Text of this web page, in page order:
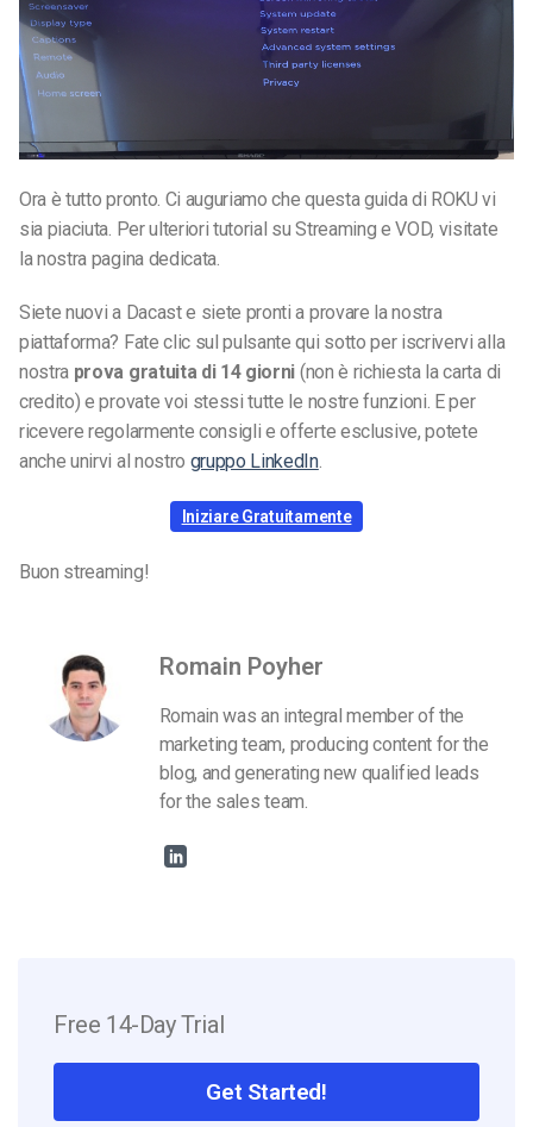
Ora è tutto pronto. Ci auguriamo che questa guida di ROKU vi
sia piaciuta. Per ulteriori tutorial su Streaming e VOD, visitate
la nostra pagina dedicata.
Siete nuovi a Dacast e siete pronti a provare la nostra
piattaforma? Fate clic sul pulsante qui sotto per iscrivervi alla
nostra prova gratuita di 14 giorni (non è richiesta la carta di
credito) e provate voi stessi tutte le nostre funzioni. E per
ricevere regolarmente consigli e offerte esclusive, potete
anche unirvi al nostro gruppo LinkedIn.
Iniziare Gratuitamente
Buon streaming!
Romain Poyher
Romain was an integral member of the
marketing team, producing content for the
blog, and generating new qualified leads
for the sales team.
Free 14-Day Trial
Get Started!